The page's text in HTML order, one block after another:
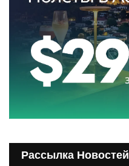
Рассылка Новостей